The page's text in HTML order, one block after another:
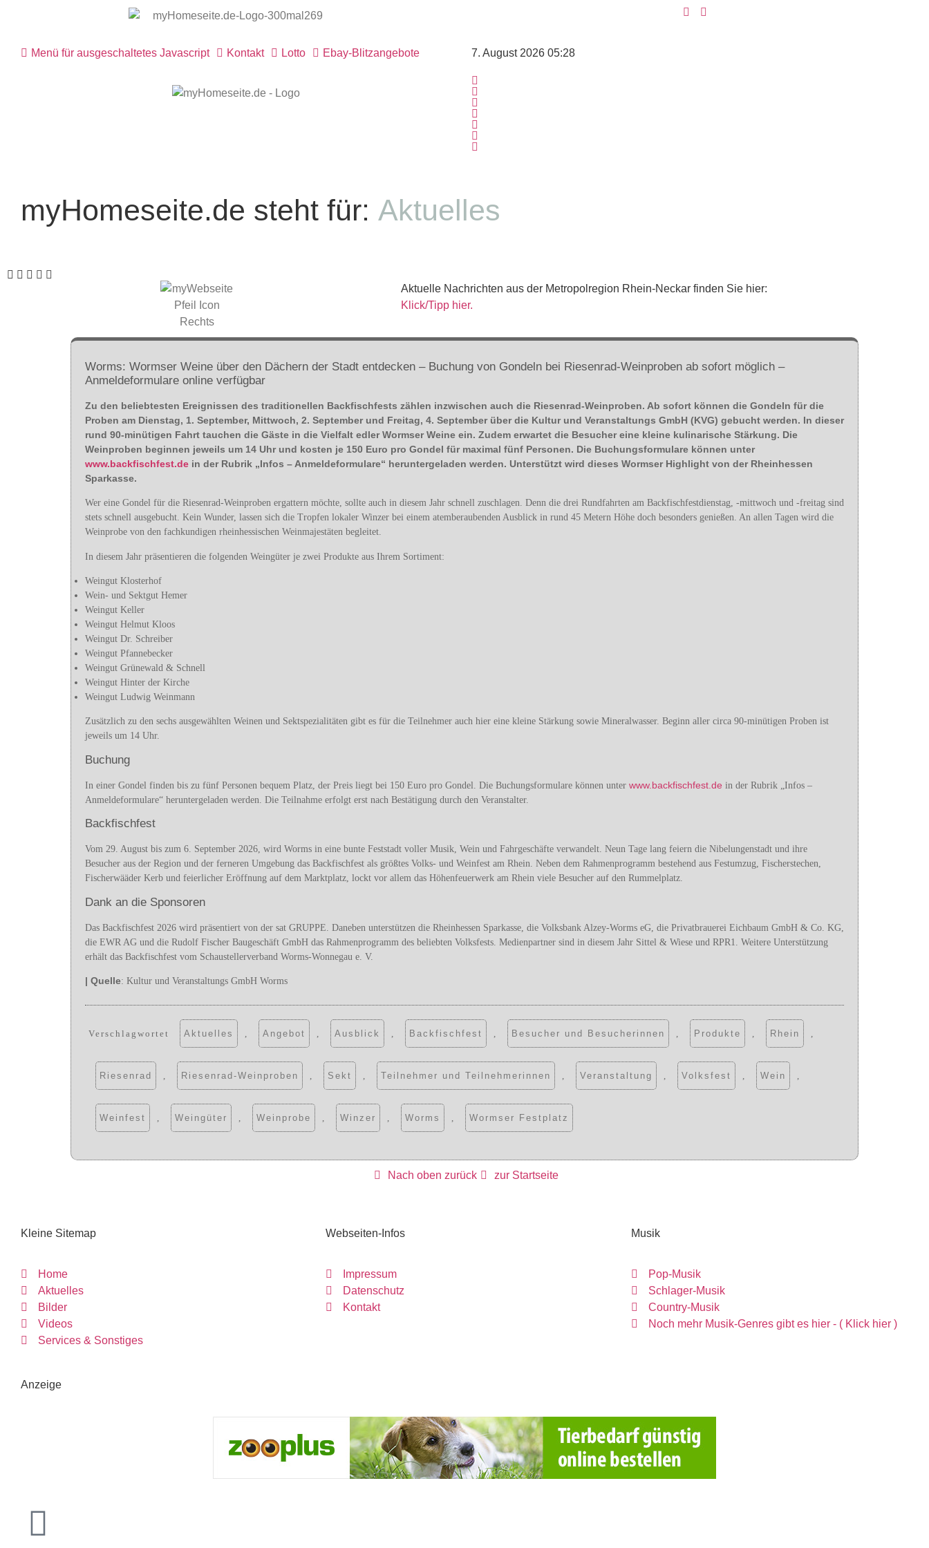
Menü für ausgeschaltetes Javascript Kontakt Lotto Ebay-Blitzangebote 7. August 2026 05:28
myHomeseite.de steht für: Aktuelles
Aktuelle Nachrichten aus der Metropolregion Rhein-Neckar finden Sie hier:
Klick/Tipp hier.
Worms: Wormser Weine über den Dächern der Stadt entdecken – Buchung von Gondeln bei Riesenrad-Weinproben ab sofort möglich –
Anmeldeformulare online verfügbar
Zu den beliebtesten Ereignissen des traditionellen Backfischfests zählen inzwischen auch die Riesenrad-Weinproben. Ab sofort können die Gondeln für die
Proben am Dienstag, 1. September, Mittwoch, 2. September und Freitag, 4. September über die Kultur und Veranstaltungs GmbH (KVG) gebucht werden. In dieser
rund 90-minütigen Fahrt tauchen die Gäste in die Vielfalt edler Wormser Weine ein. Zudem erwartet die Besucher eine kleine kulinarische Stärkung. Die
Weinproben beginnen jeweils um 14 Uhr und kosten je 150 Euro pro Gondel für maximal fünf Personen. Die Buchungsformulare können unter
www.backfischfest.de in der Rubrik „Infos – Anmeldeformulare“ heruntergeladen werden. Unterstützt wird dieses Wormser Highlight von der Rheinhessen
Sparkasse.
Wer eine Gondel für die Riesenrad-Weinproben ergattern möchte, sollte auch in diesem Jahr schnell zuschlagen. Denn die drei Rundfahrten am Backfischfestdienstag, -mittwoch und -freitag sind
stets schnell ausgebucht. Kein Wunder, lassen sich die Tropfen lokaler Winzer bei einem atemberaubenden Ausblick in rund 45 Metern Höhe doch besonders genießen. An allen Tagen wird die
Weinprobe von den fachkundigen rheinhessischen Weinmajestäten begleitet.
In diesem Jahr präsentieren die folgenden Weingüter je zwei Produkte aus Ihrem Sortiment:
Weingut Klosterhof
Wein- und Sektgut Hemer
Weingut Keller
Weingut Helmut Kloos
Weingut Dr. Schreiber
Weingut Pfannebecker
Weingut Grünewald & Schnell
Weingut Hinter der Kirche
Weingut Ludwig Weinmann
Zusätzlich zu den sechs ausgewählten Weinen und Sektspezialitäten gibt es für die Teilnehmer auch hier eine kleine Stärkung sowie Mineralwasser. Beginn aller circa 90-minütigen Proben ist
jeweils um 14 Uhr.
Buchung
In einer Gondel finden bis zu fünf Personen bequem Platz, der Preis liegt bei 150 Euro pro Gondel. Die Buchungsformulare können unter www.backfischfest.de in der Rubrik „Infos –
Anmeldeformulare“ heruntergeladen werden. Die Teilnahme erfolgt erst nach Bestätigung durch den Veranstalter.
Backfischfest
Vom 29. August bis zum 6. September 2026, wird Worms in eine bunte Feststadt voller Musik, Wein und Fahrgeschäfte verwandelt. Neun Tage lang feiern die Nibelungenstadt und ihre
Besucher aus der Region und der ferneren Umgebung das Backfischfest als größtes Volks- und Weinfest am Rhein. Neben dem Rahmenprogramm bestehend aus Festumzug, Fischerstechen,
Fischerwääder Kerb und feierlicher Eröffnung auf dem Marktplatz, lockt vor allem das Höhenfeuerwerk am Rhein viele Besucher auf den Rummelplatz.
Dank an die Sponsoren
Das Backfischfest 2026 wird präsentiert von der sat GRUPPE. Daneben unterstützen die Rheinhessen Sparkasse, die Volksbank Alzey-Worms eG, die Privatbrauerei Eichbaum GmbH & Co. KG,
die EWR AG und die Rudolf Fischer Baugeschäft GmbH das Rahmenprogramm des beliebten Volksfests. Medienpartner sind in diesem Jahr Sittel & Wiese und RPR1. Weitere Unterstützung
erhält das Backfischfest vom Schaustellerverband Worms-Wonnegau e. V.
| Quelle: Kultur und Veranstaltungs GmbH Worms
Verschlagwortet Aktuelles , Angebot , Ausblick , Backfischfest , Besucher und Besucherinnen , Produkte , Rhein ,
Riesenrad , Riesenrad-Weinproben , Sekt , Teilnehmer und Teilnehmerinnen , Veranstaltung , Volksfest , Wein ,
Weinfest , Weingüter , Weinprobe , Winzer , Worms , Wormser Festplatz
Nach oben zurück zur Startseite
Kleine Sitemap
Home
Aktuelles
Bilder
Videos
Services & Sonstiges
Webseiten-Infos
Impressum
Datenschutz
Kontakt
Musik
Pop-Musik
Schlager-Musik
Country-Musik
Noch mehr Musik-Genres gibt es hier - ( Klick hier )
Anzeige